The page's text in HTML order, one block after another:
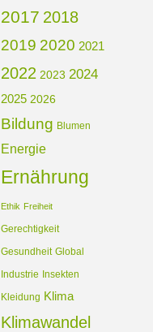
2017 2018
2019 2020 2021
2022 2023 2024
2025 2026
Bildung Blumen
Energie
Ernährung
Ethik Freiheit
Gerechtigkeit
Gesundheit Global
Industrie Insekten
Kleidung Klima
Klimawandel